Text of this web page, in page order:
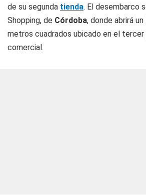
de su segunda tienda. El desembarco
Shopping, de Córdoba, donde abrirá
metros cuadrados ubicado en el
comercial.